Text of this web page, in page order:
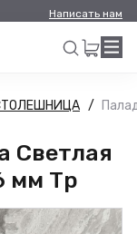
Написать нам
Искать
Светлая
мм Тр